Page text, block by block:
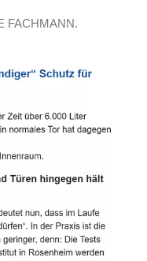
FACHMANN.